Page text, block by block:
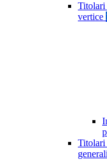
Titolari
vertice
Titolari